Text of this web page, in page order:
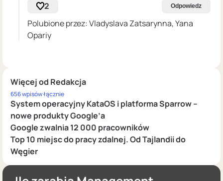
Więcej od Redakcja
656 wpisów łącznie
System operacyjny KataOS i platforma Sparrow –
nowe produkty Google’a
Google zwalnia 12 000 pracowników
Top 10 miejsc do pracy zdalnej. Od Tajlandii do
Węgier
2 Odpowiedz
Polubione przez: Vladyslava Zatsarynna, Yana
Opariy